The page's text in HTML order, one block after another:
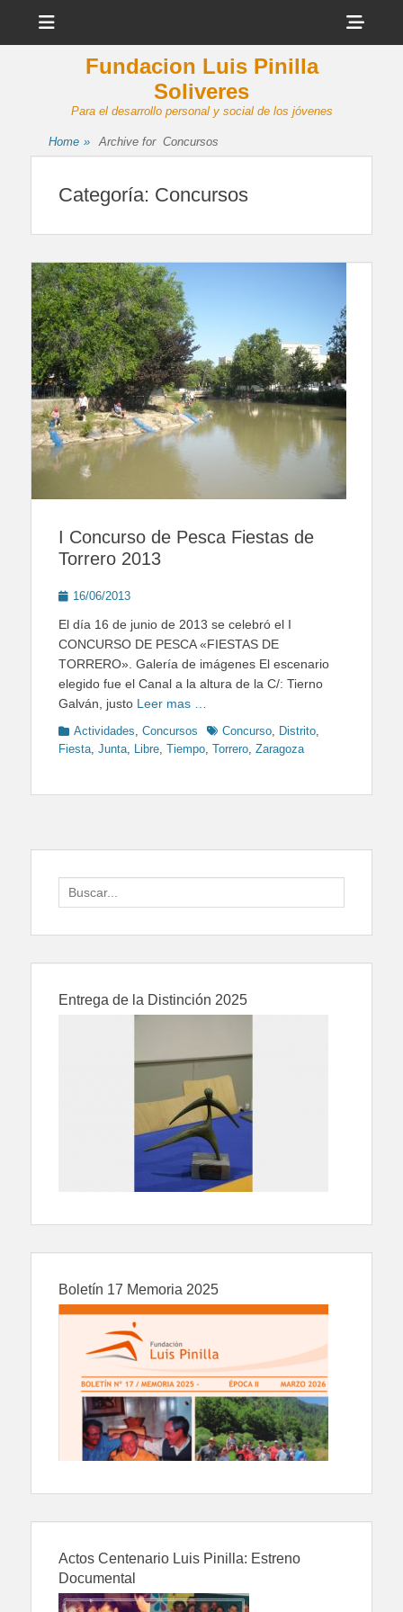
Fundacion Luis Pinilla
Soliveres
Para el desarrollo personal y social de los jóvenes
Home » Archive for Concursos
Categoría: Concursos
I Concurso de Pesca Fiestas de
Torrero 2013
Posted
16/06/2013
El día 16 de junio de 2013 se celebró el I
CONCURSO DE PESCA «FIESTAS DE
TORRERO». Galería de imágenes El escenario
elegido fue el Canal a la altura de la C/: Tierno
Galván, justo Leer mas …
Categories
Actividades, Concursos TagsConcurso, Distrito,
Fiesta, Junta, Libre, Tiempo, Torrero, Zaragoza
Search
for:
Entrega de la Distinción 2025
Boletín 17 Memoria 2025
Actos Centenario Luis Pinilla: Estreno
Documental